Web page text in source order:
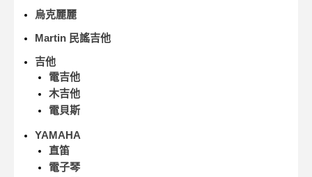
烏克麗麗
Martin 民謠吉他
吉他
電吉他
木吉他
電貝斯
YAMAHA
直笛
電子琴